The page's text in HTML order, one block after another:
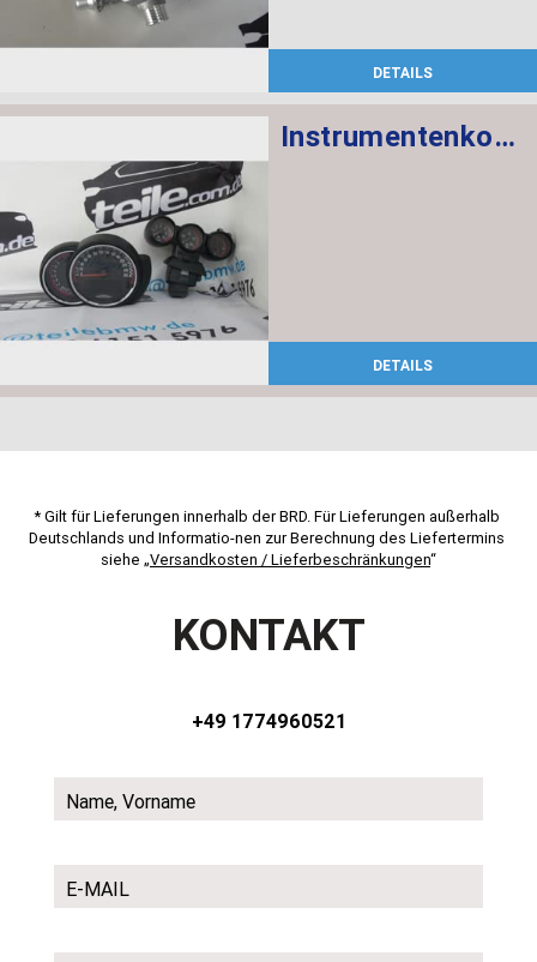
DETAILS
Instrumentenkombination KMH Chrono Paket
DETAILS
* Gilt für Lieferungen innerhalb der BRD. Für Lieferungen außerhalb
Deutschlands und Informatio-nen zur Berechnung des Liefertermins
siehe „Versandkosten / Lieferbeschränkungen“
KONTAKT
+49 1774960521
Name, Vorname
E-MAIL